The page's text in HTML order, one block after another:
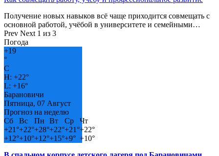
Получение новых навыков всё чаще приходится совмещать с
основной работой, учёбой в университете и семейными…
Prev Next 1 из 3
Погода
+19
°
C
H: +22°
L: +16°
Барановичи
Пятница, 07 Август
Прогноз на неделю
Сб
Вс Пн Вт Ср
Чт
+21°+22°+28°+22°+21°+22°
+12°+10°+12°+15°+9° +10°